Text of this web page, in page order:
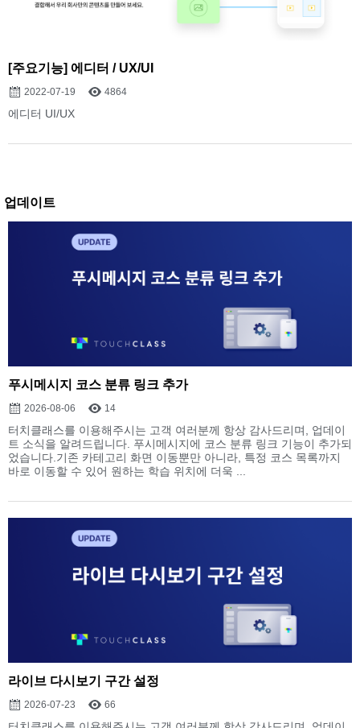
[주요기능] 에디터 / UX/UI
2022-07-19 4864
에디터 UI/UX
업데이트
푸시메시지 코스 분류 링크 추가
2026-08-06 14
터치클래스를 이용해주시는 고객 여러분께 항상 감사드리며, 업데이
트 소식을 알려드립니다. 푸시메시지에 코스 분류 링크 기능이 추가되
었습니다.기존 카테고리 화면 이동뿐만 아니라, 특정 코스 목록까지
바로 이동할 수 있어 원하는 학습 위치에 더욱 ...
라이브 다시보기 구간 설정
2026-07-23 66